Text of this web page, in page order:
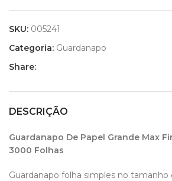
SKU: 005241
Categoria: Guardanapo
Share:
DESCRIÇÃO
Guardanapo De Papel Grande Max
3000 Folhas
Guardanapo folha simples no tamanho